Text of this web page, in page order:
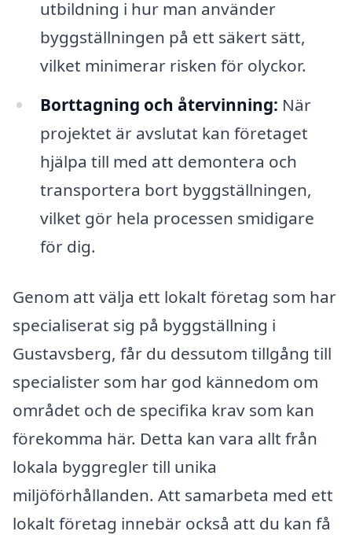
utbildning i hur man använder
byggställningen på ett säkert sätt,
vilket minimerar risken för olyckor.
Borttagning och återvinning: När
projektet är avslutat kan företaget
hjälpa till med att demontera och
transportera bort byggställningen,
vilket gör hela processen smidigare
för dig.
Genom att välja ett lokalt företag som har
specialiserat sig på byggställning i
Gustavsberg, får du dessutom tillgång till
specialister som har god kännedom om
området och de specifika krav som kan
förekomma här. Detta kan vara allt från
lokala byggregler till unika
miljöförhållanden. Att samarbeta med ett
lokalt företag innebär också att du kan få